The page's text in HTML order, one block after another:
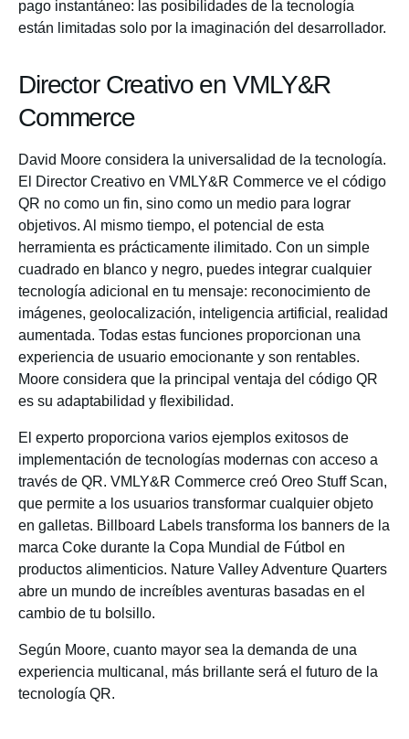
pago instantáneo: las posibilidades de la tecnología
están limitadas solo por la imaginación del desarrollador.
Director Creativo en VMLY&R
Commerce
David Moore considera la universalidad de la tecnología.
El Director Creativo en VMLY&R Commerce ve el código
QR no como un fin, sino como un medio para lograr
objetivos. Al mismo tiempo, el potencial de esta
herramienta es prácticamente ilimitado. Con un simple
cuadrado en blanco y negro, puedes integrar cualquier
tecnología adicional en tu mensaje: reconocimiento de
imágenes, geolocalización, inteligencia artificial, realidad
aumentada. Todas estas funciones proporcionan una
experiencia de usuario emocionante y son rentables.
Moore considera que la principal ventaja del código QR
es su adaptabilidad y flexibilidad.
El experto proporciona varios ejemplos exitosos de
implementación de tecnologías modernas con acceso a
través de QR. VMLY&R Commerce creó Oreo Stuff Scan,
que permite a los usuarios transformar cualquier objeto
en galletas. Billboard Labels transforma los banners de la
marca Coke durante la Copa Mundial de Fútbol en
productos alimenticios. Nature Valley Adventure Quarters
abre un mundo de increíbles aventuras basadas en el
cambio de tu bolsillo.
Según Moore, cuanto mayor sea la demanda de una
experiencia multicanal, más brillante será el futuro de la
tecnología QR.